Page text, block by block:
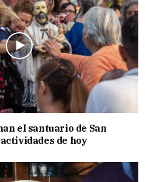
el santuario de San
de hoy